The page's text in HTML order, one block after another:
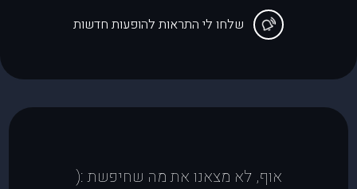
שלחו לי התראות להופעות חדשות
אוף, לא מצאנו את מה שחיפשת :(